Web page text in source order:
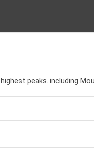
peaks, including